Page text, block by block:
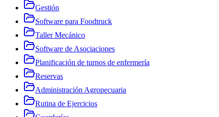
Gestión
Software para Foodtruck
Taller Mecánico
Software de Asociaciones
Planificación de turnos de enfermería
Reservas
Administración Agropecuaria
Rutina de Ejercicios